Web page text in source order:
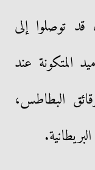
توصلوا إلى
المتكونة عند
البطاطس،